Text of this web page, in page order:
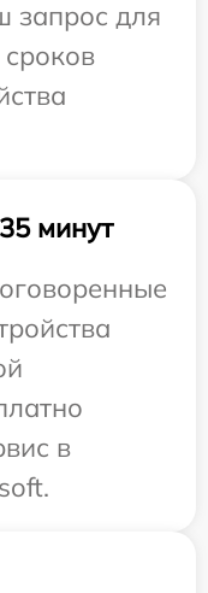
запрос для
минут
в